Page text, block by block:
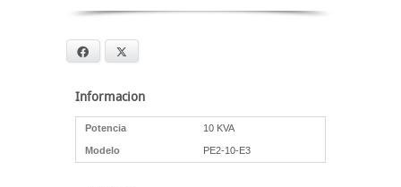
Facebook
Informacion
Potencia 10 KVA
Modelo PE2-10-E3